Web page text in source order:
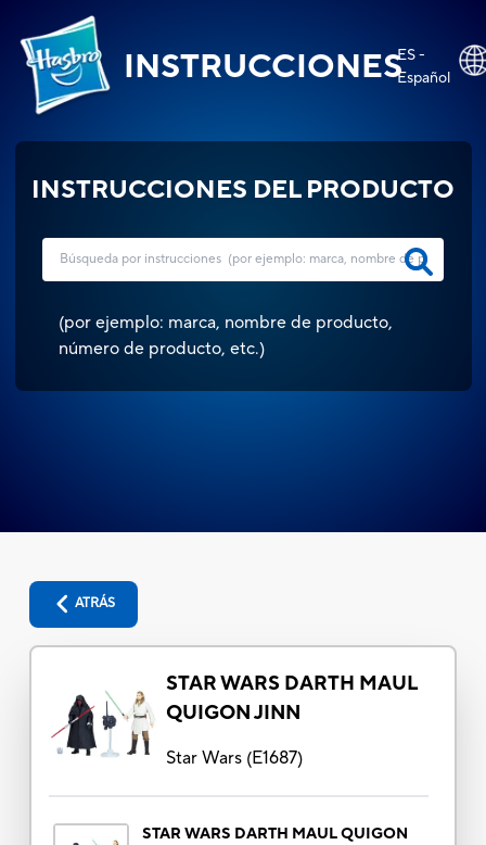
INSTRUCCIONESES -
Español
INSTRUCCIONES DEL PRODUCTO
(por ejemplo: marca, nombre de producto,
número de producto, etc.)
ATRÁS
STAR WARS DARTH MAUL
QUIGON JINN
Star Wars(E1687)
STAR WARS DARTH MAUL QUIGON